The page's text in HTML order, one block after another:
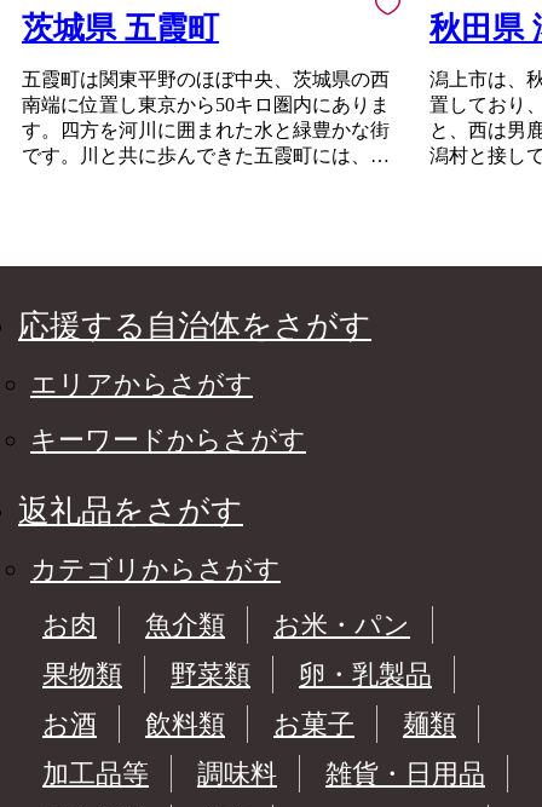
石」(世界文化遺産「北海
道・北東北の縄文遺跡群」
「世界遺産のまち」です
茨城県 五霞町
五霞町は関東平野のほぼ中央、茨城県の西
南端に位置し東京から50キロ圏内にありま
す。四方を河川に囲まれた水と緑豊かな街
です。川と共に歩んできた五霞町には、川
秋田県
潟上市は、
置しており
と、西は男
潟村と接し
応援する自治体をさがす
エリアからさがす
キーワードからさがす
返礼品をさがす
カテゴリからさがす
お肉
魚介類
お米・パン
果物類
野菜類
卵・乳製品
お酒
飲料類 お菓子
麺類
加工品等
調味料
雑貨・日用品